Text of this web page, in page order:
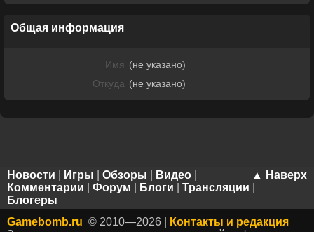
Общая информация
Имя (не указано)
Откуда (не указано)
▲ Наверх
Новости Игры Обзоры Видео
Комментарии
Форум Блоги Трансляции
Блогеры
Gamebomb.ru © 2010—2026 |
Контакты и редакция